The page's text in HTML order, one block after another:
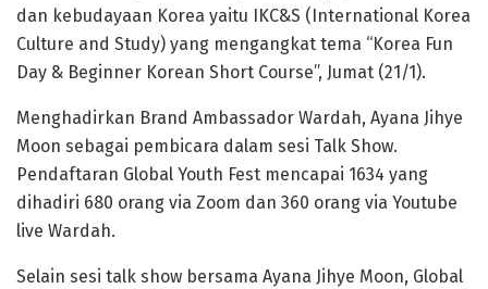
dan kebudayaan Korea yaitu IKC&S (International Korea
Culture and Study) yang mengangkat tema “Korea Fun
Day & Beginner Korean Short Course”, Jumat (21/1).
Menghadirkan Brand Ambassador Wardah, Ayana Jihye
Moon sebagai pembicara dalam sesi Talk Show.
Pendaftaran Global Youth Fest mencapai 1634 yang
dihadiri 680 orang via Zoom dan 360 orang via Youtube
live Wardah.
Selain sesi talk show bersama Ayana Jihye Moon, Global